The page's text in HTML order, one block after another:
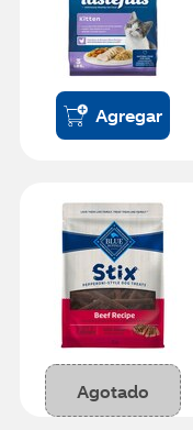
Agregar
Agotado